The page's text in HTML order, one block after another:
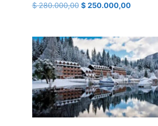
$280.000,00 $ 250.000,00